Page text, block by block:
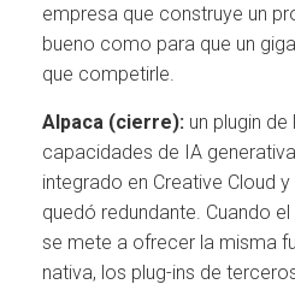
empresa que construye un
bueno como para que un
que competirle.
Alpaca (cierre): un plugin
capacidades de IA
integrado en Creative Cloud
quedó redundante. Cuando
se mete a ofrecer la misma
nativa, los plug-ins de